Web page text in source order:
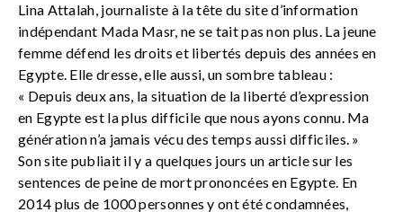
Lina Attalah, journaliste à la tête du site d’information
indépendant Mada Masr, ne se tait pas non plus. La jeune
femme défend les droits et libertés depuis des années en
Egypte. Elle dresse, elle aussi, un sombre tableau :
« Depuis deux ans, la situation de la liberté d’expression
en Egypte est la plus difficile que nous ayons connu. Ma
génération n’a jamais vécu des temps aussi difficiles. »
Son site publiait il y a quelques jours un article sur les
sentences de peine de mort prononcées en Egypte. En
2014 plus de 1000 personnes y ont été condamnées,